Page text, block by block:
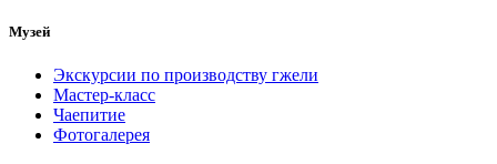
Музей
Экскурсии по производству гжели
Мастер-класс
Чаепитие
Фотогалерея